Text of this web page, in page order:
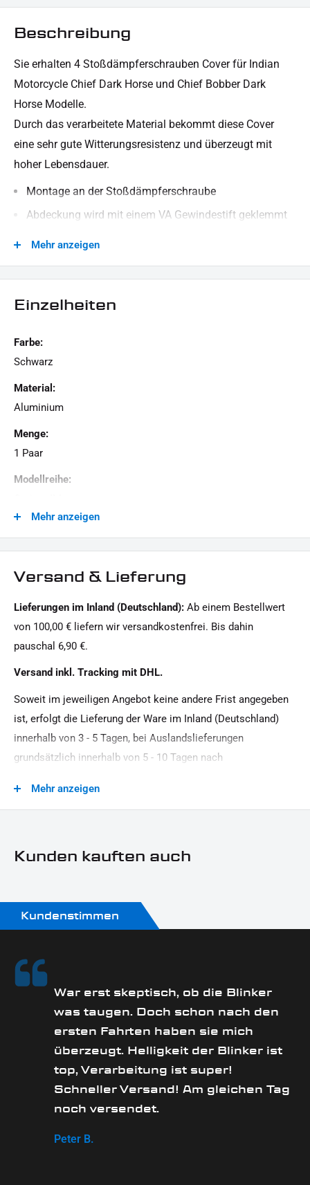
Beschreibung
Sie erhalten 4 Stoßdämpferschrauben Cover für Indian
Motorcycle Chief Dark Horse und Chief Bobber Dark
Horse Modelle.
Durch das verarbeitete Material bekommt diese Cover
eine sehr gute Witterungsresistenz und überzeugt mit
hoher Lebensdauer.
Montage an der Stoßdämpferschraube
Abdeckung wird mit einem VA Gewindestift geklemmt
besteht aus robustem, stabilem Material (Aluminium)
LIEFERUMFANG:
Dieses Angebot kann Beispielbilder enthalten, deren Inhalt über den Lieferumfang hinausgeht.
Mehr anzeigen
Einzelheiten
Farbe:
Schwarz
Material:
Aluminium
Menge:
1 Paar
Modellreihe:
Motorradmarke:
Oberfläche:
Pulverbeschichtet
Mehr anzeigen
Versand & Lieferung
Lieferungen im Inland (Deutschland): Ab einem Bestellwert
von 100,00 € liefern wir versandkostenfrei. Bis dahin
pauschal 6,90 €.
Versand inkl. Tracking mit DHL.
Soweit im jeweiligen Angebot keine andere Frist angegeben
ist, erfolgt die Lieferung der Ware im Inland (Deutschland)
innerhalb von 3 - 5 Tagen, bei Auslandslieferungen
grundsätzlich innerhalb von 5 - 10 Tagen nach
Zeitpunkt Ihrer Zahlungsanweisung).Beachten Sie, dass an
Mehr anzeigen
Kunden kauften auch
Kundenstimmen
War erst skeptisch, ob die Blinker
was taugen. Doch schon nach den
ersten Fahrten haben sie mich
überzeugt. Helligkeit der Blinker ist
top, Verarbeitung ist super!
Schneller Versand! Am gleichen Tag
noch versendet.
Peter B.